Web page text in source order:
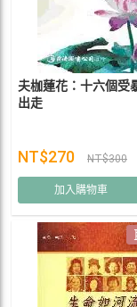
夫枷蓮花：十六個受
出走
NT$270 NT$300
加入購物車